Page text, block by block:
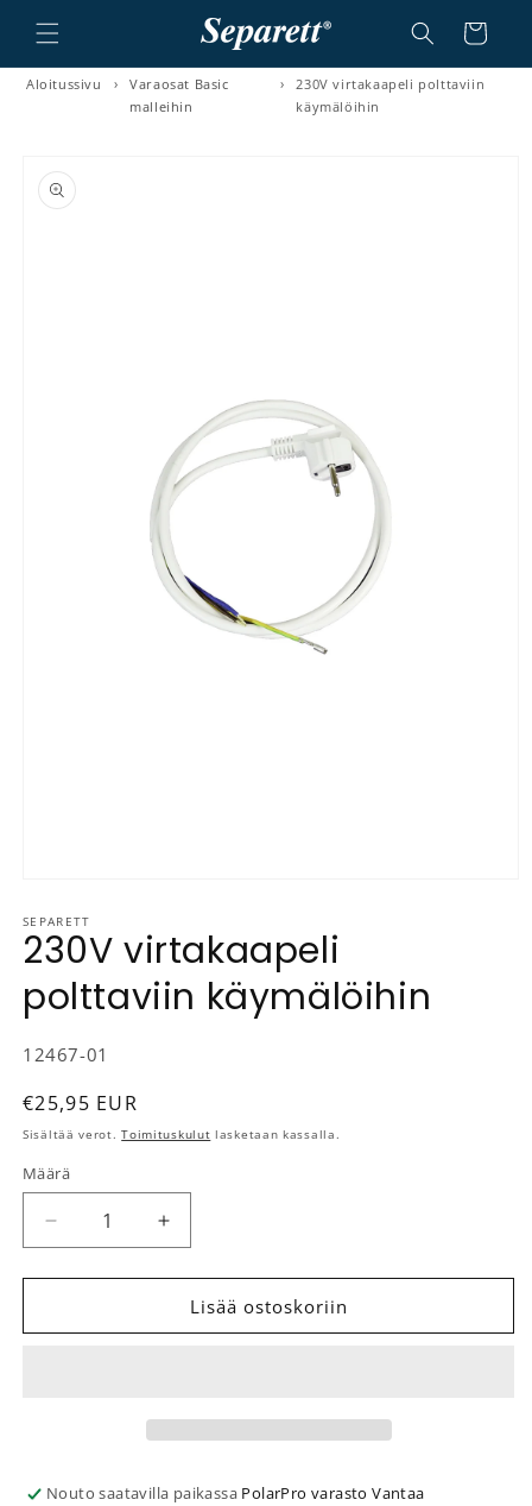
ja siirry sisältöön Ostoskori
Aloitussivu ›
Varaosat Basic
malleihin
›
230V virtakaapeli polttaviin
käymälöihin
tuotetietoihin
SEPARETT
230V virtakaapeli
polttaviin käymälöihin
SKU-koodi:
12467-01
Normaalihinta
€25,95 EUR
Sisältää verot.Toimituskulut lasketaan kassalla.
Määrä
Määrä
Vähennä tuotteen 230V virtakaapeli polttaviin
Lisää tuotteen 230V virtakaapeli
Lisää ostoskoriin
Nouto saatavilla paikassa PolarPro varasto Vantaa